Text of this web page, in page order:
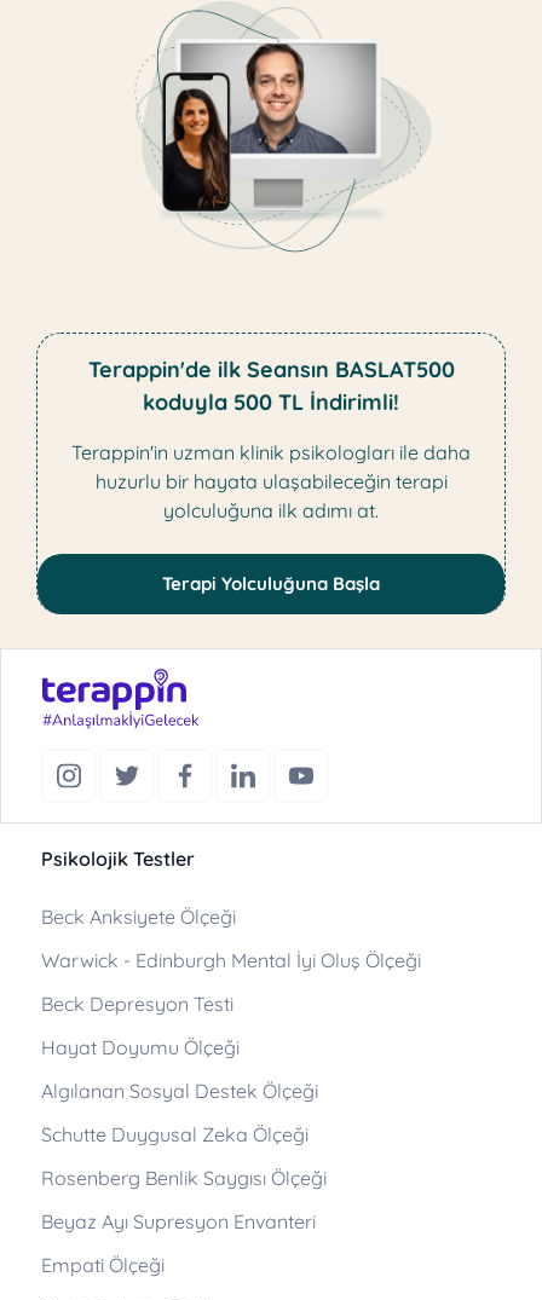
Terappin'de ilk Seansın BASLAT500
koduyla 500 TL İndirimli!
Terappin'in uzman klinik psikologları ile daha
huzurlu bir hayata ulaşabileceğin terapi
yolculuğuna ilk adımı at.
Terapi Yolculuğuna Başla
Psikolojik Testler
Beck Anksiyete Ölçeği
Warwick - Edinburgh Mental İyi Oluş Ölçeği
Beck Depresyon Testi
Hayat Doyumu Ölçeği
Algılanan Sosyal Destek Ölçeği
Schutte Duygusal Zeka Ölçeği
Rosenberg Benlik Saygısı Ölçeği
Beyaz Ayı Supresyon Envanteri
Empati Ölçeği